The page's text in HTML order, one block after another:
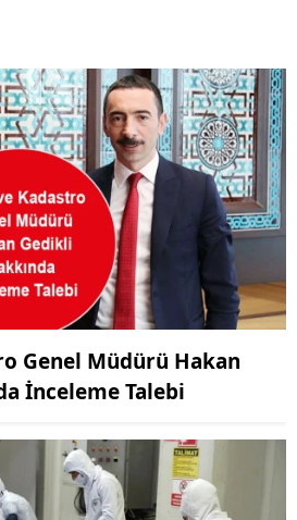
Genel Müdürü Hakan
İnceleme Talebi